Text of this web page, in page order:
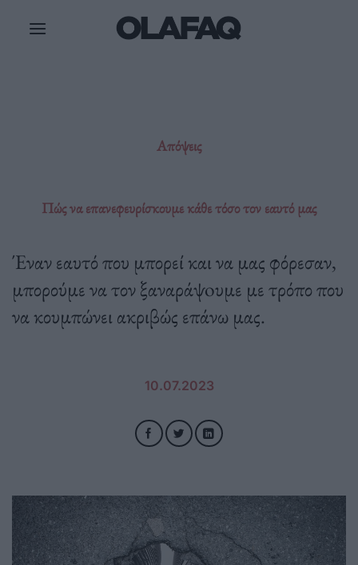
Απόψεις
Πώς να επανεφευρίσκουμε κάθε τόσο τον εαυτό μας
Έναν εαυτό που μπορεί και να μας φόρεσαν,
μπορούμε να τον ξαναράψoυμε με τρόπο που
να κουμπώνει ακριβώς επάνω μας.
10.07.2023